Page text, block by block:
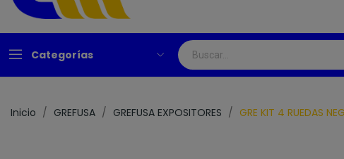
Categorías
Inicio GREFUSA GREFUSA EXPOSITORES GRE KIT 4 RUEDAS